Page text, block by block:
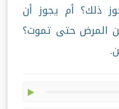
ذلك؟ أم يجوز أن
المرض حتى تموت؟